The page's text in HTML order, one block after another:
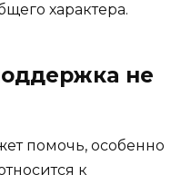
характера.
не
помочь, особенно
к